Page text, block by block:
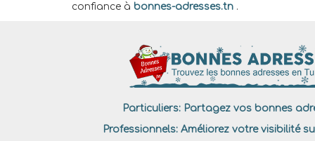
confiance à bonnes-adresses.tn .
Particuliers:Partagez vos bonnes
Professionnels:Améliorez votre visibilité